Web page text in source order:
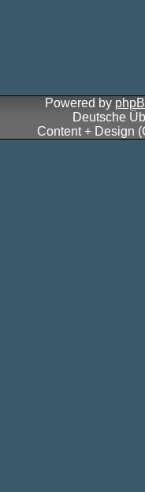
Powered by
Deutsche
Content + Design